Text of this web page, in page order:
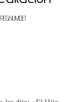
REGNUMDEI